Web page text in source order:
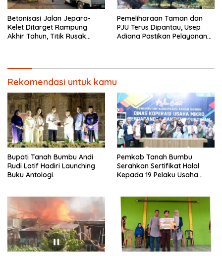
Betonisasi Jalan Jepara-
Kelet Ditarget Rampung
Akhir Tahun, Titik Rusak
Pemeliharaan Taman dan
PJU Terus Dipantau, Usep
Adiana Pastikan Pelayanan
Rekomendasi untuk kamu
Bupati Tanah Bumbu Andi
Rudi Latif Hadiri Launching
Buku Antologi.
Pemkab Tanah Bumbu
Serahkan Sertifikat Halal
Kepada 19 Pelaku Usaha